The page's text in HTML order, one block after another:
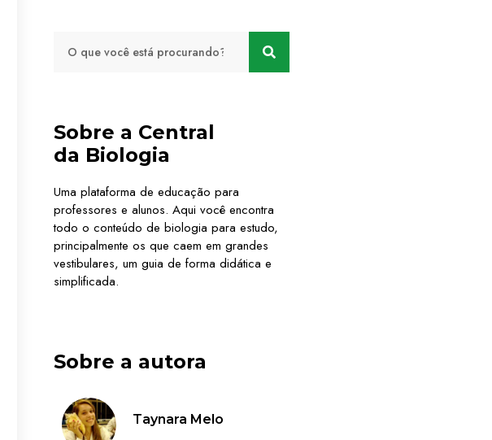
Sobre a Central
da Biologia
Uma plataforma de educação para
professores e alunos. Aqui você encontra
todo o conteúdo de biologia para estudo,
principalmente os que caem em grandes
vestibulares, um guia de forma didática e
simplificada.
Sobre a autora
Taynara Melo